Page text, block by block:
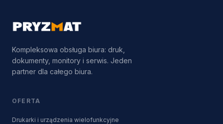
Kompleksowa obsługa biura: druk,
dokumenty, monitory i serwis. Jeden
partner dla całego biura.
OFERTA
Drukarki i urządzenia wielofunkcyjne